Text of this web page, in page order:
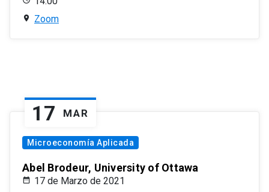
Zoom
17 MAR
Microeconomía Aplicada
Abel Brodeur, University of Ottawa
17 de Marzo de 2021